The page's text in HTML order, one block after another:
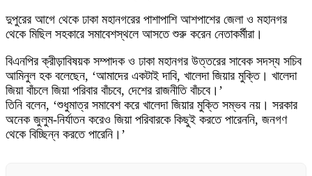
দুপুরের আগে থেকে ঢাকা মহানগরের পাশাপাশি আশপাশের জেলা ও মহানগর
থেকে মিছিল সহকারে সমাবেশস্থলে আসতে শুরু করেন নেতাকর্মীরা।
বিএনপির ক্রীড়াবিষয়ক সম্পাদক ও ঢাকা মহানগর উত্তরের সাবেক সদস্য সচিব
আমিনুল হক বলেছেন, ‘আমাদের একটাই দাবি, খালেদা জিয়ার মুক্তি। খালেদা
জিয়া বাঁচলে জিয়া পরিবার বাঁচবে, দেশের রাজনীতি বাঁচবে।’
তিনি বলেন, ‘শুধুমাত্র সমাবেশ করে খালেদা জিয়ার মুক্তি সম্ভব নয়। সরকার
অনেক জুলুম-নির্যাতন করেও জিয়া পরিবারকে কিছুই করতে পারেননি, জনগণ
থেকে বিচ্ছিন্ন করতে পারেনি।’